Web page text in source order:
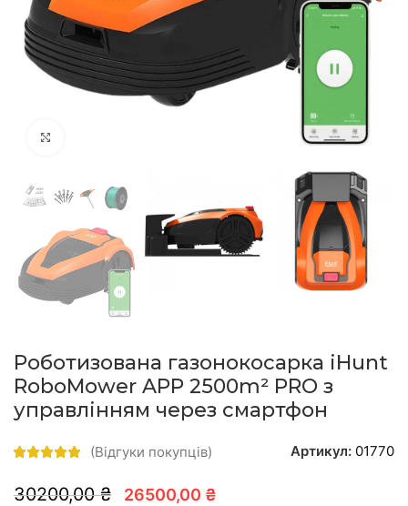
Роботизована газонокосарка iHunt
RoboMower APP 2500m² PRO з
управлінням через смартфон
(Відгуки покупців) Артикул: 01770
30200,00 ₴ 26500,00 ₴